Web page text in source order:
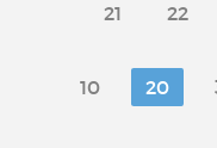
21
22
10 20